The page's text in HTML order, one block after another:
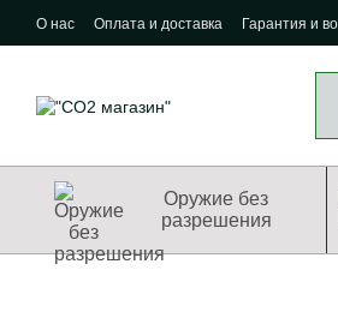
Перейти к основному контенту
О нас Оплата и доставка Гарантия и
Оружие без
разрешения